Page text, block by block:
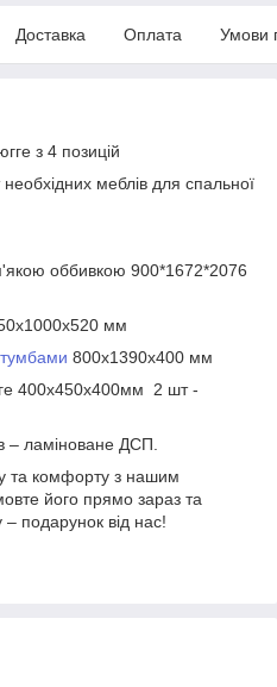
Доставка Оплата Умови
з 4 позицій
меблів для спальної
оббивкою 900*1672*2076
мм
тумбами 800х1390х400 мм
400х450х400мм 2 шт -
– ламіноване ДСП.
та комфорту з нашим
його прямо зараз та
подарунок від нас!